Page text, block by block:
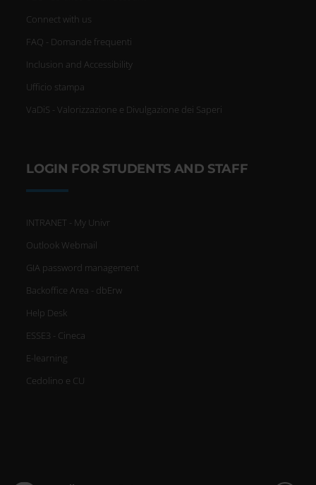
Connect with us
FAQ - Domande frequenti
Inclusion and Accessibility
Ufficio stampa
VaDiS - Valorizzazione e Divulgazione dei Saperi
LOGIN FOR STUDENTS AND STAFF
INTRANET - My Univr
Outlook Webmail
GIA password management
Backoffice Area - dbErw
Help Desk
ESSE3 - Cineca
E-learning
Cedolino e CU